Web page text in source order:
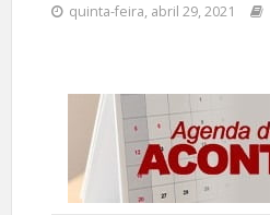
quinta-feira, abril 29, 2021